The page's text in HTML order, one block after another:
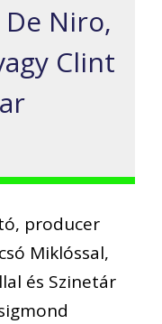
Niro,
Clint
producer
Miklóssal,
és Szinetár